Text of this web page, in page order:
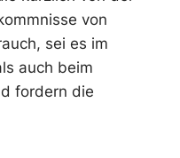
von
sei es im
auch beim
fordern die